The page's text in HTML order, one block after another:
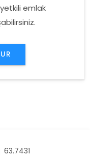
emlak
63.7431